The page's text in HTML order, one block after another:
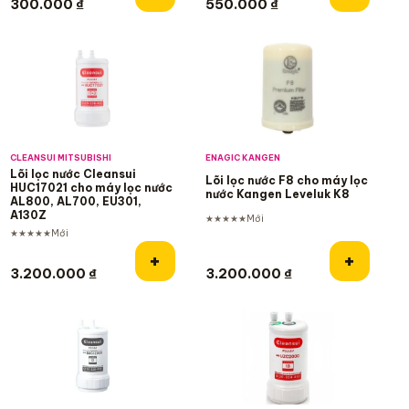
300.000 ₫ 550.000 ₫
CLEANSUI MITSUBISHI
Lõi lọc nước Cleansui
HUC17021 cho máy lọc nước
AL800, AL700, EU301,
A130Z
★★★★★Mới
3.200.000 ₫ +
Thêm vào giỏ hàng
ENAGIC KANGEN
Lõi lọc nước F8 cho máy lọc
nước Kangen Leveluk K8
★★★★★Mới
3.200.000 ₫ +
Thêm